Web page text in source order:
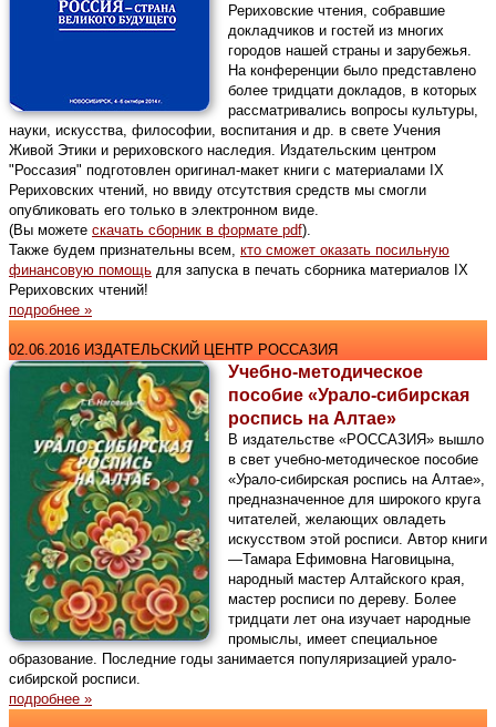
Рериховские чтения, собравшие
докладчиков и гостей из многих
городов нашей страны и зарубежья.
На конференции было представлено
более тридцати докладов, в которых
рассматривались вопросы культуры,
науки, искусства, философии, воспитания и др. в свете Учения
Живой Этики и рериховского наследия. Издательским центром
"Россазия" подготовлен оригинал-макет книги с материалами IX
Рериховских чтений, но ввиду отсутствия средств мы смогли
опубликовать его только в электронном виде.
(Вы можете скачать сборник в формате pdf).
Также будем признательны всем, кто сможет оказать посильную
финансовую помощь для запуска в печать сборника материалов IX
Рериховских чтений!
подробнее »
02.06.2016 ИЗДАТЕЛЬСКИЙ ЦЕНТР РОССАЗИЯ
Учебно-методическое
пособие «Урало-сибирская
роспись на Алтае»
В издательстве «РОССАЗИЯ» вышло
в свет учебно-методическое пособие
«Урало-сибирская роспись на Алтае»,
предназначенное для широкого круга
читателей, желающих овладеть
искусством этой росписи. Автор книги
—Тамара Ефимовна Наговицына,
народный мастер Алтайского края,
мастер росписи по дереву. Более
тридцати лет она изучает народные
промыслы, имеет специальное
образование. Последние годы занимается популяризацией урало-
сибирской росписи.
подробнее »